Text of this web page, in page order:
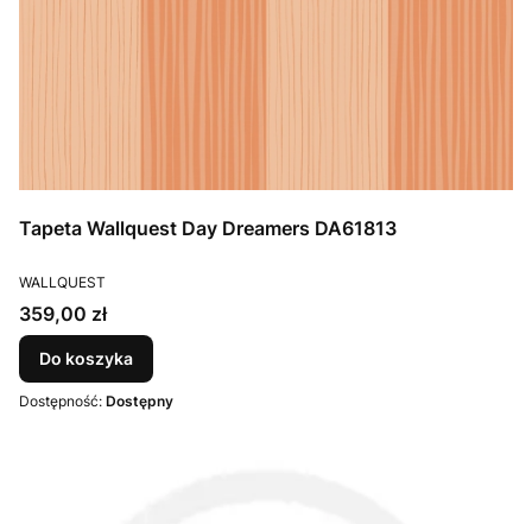
Tapeta Wallquest Day Dreamers DA61813
PRODUCENT
WALLQUEST
Cena
359,00 zł
Do koszyka
Dostępność: Dostępny